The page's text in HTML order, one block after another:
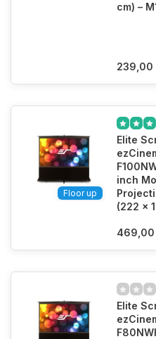
cm) –
239,00
Floor up
Elite
inch
(222 x
469,00
Elite